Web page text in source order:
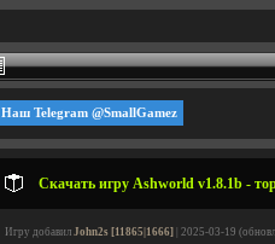
Наш Telegram @SmallGamez
Скачать игру Ashworld v1.8.1b -
Игру добавил John2s [11865|1666] | 2025-03-19